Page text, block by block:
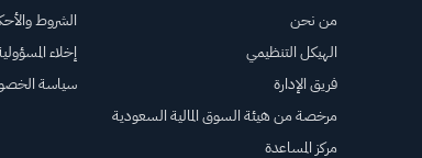
من نحن
الهيكل التنظيمي
فريق الإدارة
مرخصة من هيئة السوق المالية السعودية
مركز المساعدة
الشروط
إخلاء
سياسة